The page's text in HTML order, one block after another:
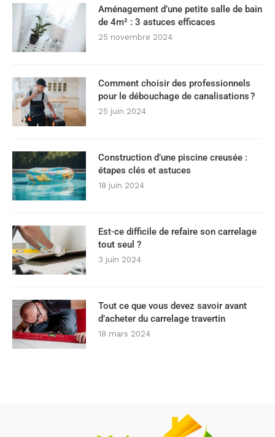
Aménagement d’une petite salle de bain
de 4m² : 3 astuces efficaces
25 novembre 2024
Comment choisir des professionnels
pour le débouchage de canalisations ?
25 juin 2024
Construction d’une piscine creusée :
étapes clés et astuces
18 juin 2024
Est-ce difficile de refaire son carrelage
tout seul ?
3 juin 2024
Tout ce que vous devez savoir avant
d’acheter du carrelage travertin
18 mars 2024